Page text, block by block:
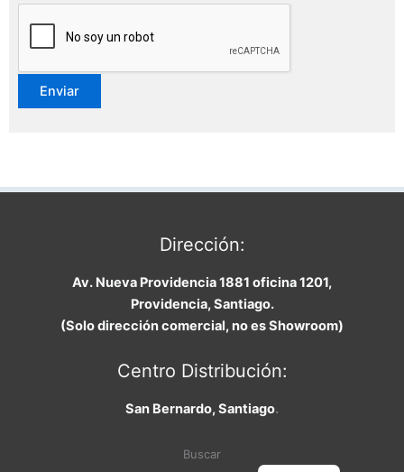
Dirección:
Av. Nueva Providencia 1881 oficina 1201,
Providencia, Santiago.
(Solo dirección comercial, no es Showroom)
Centro Distribución:
San Bernardo, Santiago.
Buscar